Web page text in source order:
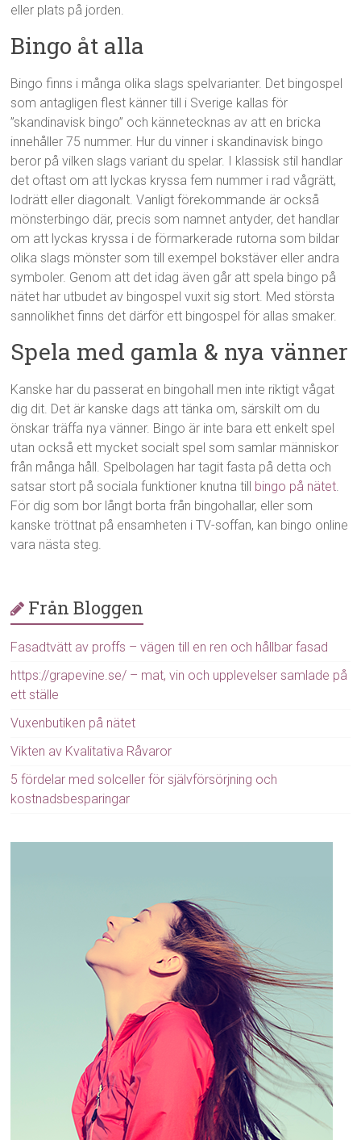
eller plats på jorden.
Bingo åt alla
Bingo finns i många olika slags spelvarianter. Det bingospel
som antagligen flest känner till i Sverige kallas för
”skandinavisk bingo” och kännetecknas av att en bricka
innehåller 75 nummer. Hur du vinner i skandinavisk bingo
beror på vilken slags variant du spelar. I klassisk stil handlar
det oftast om att lyckas kryssa fem nummer i rad vågrätt,
lodrätt eller diagonalt. Vanligt förekommande är också
mönsterbingo där, precis som namnet antyder, det handlar
om att lyckas kryssa i de förmarkerade rutorna som bildar
olika slags mönster som till exempel bokstäver eller andra
symboler. Genom att det idag även går att spela bingo på
nätet har utbudet av bingospel vuxit sig stort. Med största
sannolikhet finns det därför ett bingospel för allas smaker.
Spela med gamla & nya vänner
Kanske har du passerat en bingohall men inte riktigt vågat
dig dit. Det är kanske dags att tänka om, särskilt om du
önskar träffa nya vänner. Bingo är inte bara ett enkelt spel
utan också ett mycket socialt spel som samlar människor
från många håll. Spelbolagen har tagit fasta på detta och
satsar stort på sociala funktioner knutna till bingo på nätet.
För dig som bor långt borta från bingohallar, eller som
kanske tröttnat på ensamheten i TV-soffan, kan bingo online
vara nästa steg.
Från Bloggen
Fasadtvätt av proffs – vägen till en ren och hållbar fasad
https://grapevine.se/ – mat, vin och upplevelser samlade på
ett ställe
Vuxenbutiken på nätet
Vikten av Kvalitativa Råvaror
5 fördelar med solceller för självförsörjning och
kostnadsbesparingar